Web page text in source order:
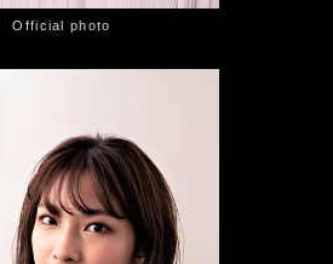
Official photo